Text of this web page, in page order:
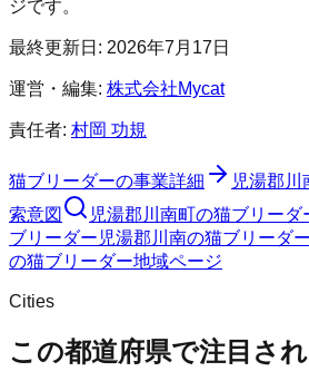
ジです。
最終更新日: 2026年7月17日
運営・編集: 株式会社Mycat
責任者: 村岡 功規
猫ブリーダーの事業詳細 児湯郡川
索意図
児湯郡川南町の猫ブリーダ
ブリーダー 児湯郡川南の猫ブリーダ
の猫ブリーダー地域ページ
Cities
この都道府県で注目さ